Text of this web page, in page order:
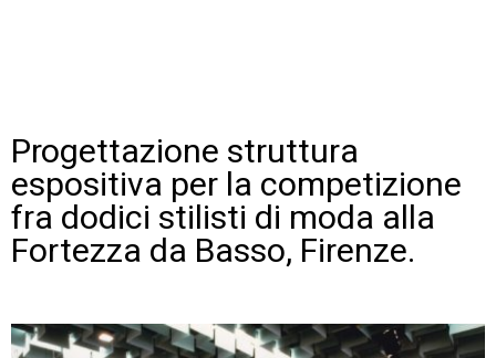
Progettazione struttura
espositiva per la competizione
fra dodici stilisti di moda alla
Fortezza da Basso, Firenze.